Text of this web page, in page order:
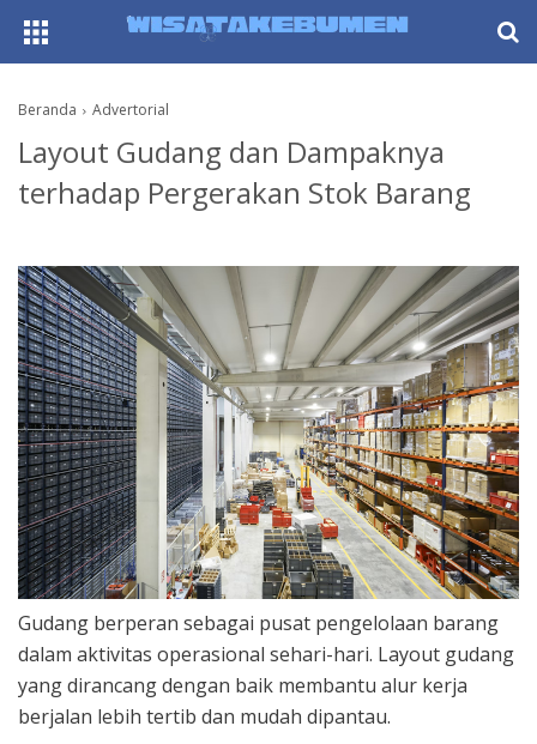
Beranda Advertorial
Layout Gudang dan Dampaknya
terhadap Pergerakan Stok Barang
Gudang berperan sebagai pusat pengelolaan barang
dalam aktivitas operasional sehari-hari. Layout gudang
yang dirancang dengan baik membantu alur kerja
berjalan lebih tertib dan mudah dipantau.